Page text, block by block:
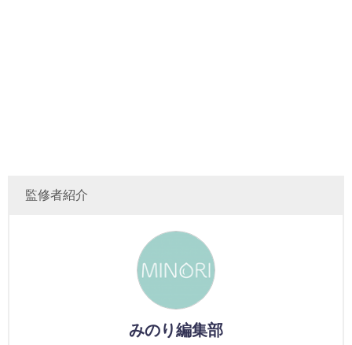
監修者紹介
みのり編集部